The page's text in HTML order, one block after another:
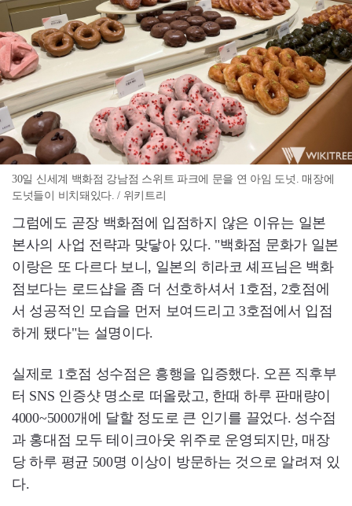
30일 신세계 백화점 강남점 스위트 파크에 문을 연 아임 도넛. 매장에
도넛들이 비치돼있다. / 위키트리
그럼에도 곧장 백화점에 입점하지 않은 이유는 일본
본사의 사업 전략과 맞닿아 있다. "백화점 문화가 일본
이랑은 또 다르다 보니, 일본의 히라코 셰프님은 백화
점보다는 로드샵을 좀 더 선호하셔서 1호점, 2호점에
서 성공적인 모습을 먼저 보여드리고 3호점에서 입점
하게 됐다"는 설명이다.
실제로 1호점 성수점은 흥행을 입증했다. 오픈 직후부
터 SNS 인증샷 명소로 떠올랐고, 한때 하루 판매량이
4000~5000개에 달할 정도로 큰 인기를 끌었다. 성수점
과 홍대점 모두 테이크아웃 위주로 운영되지만, 매장
당 하루 평균 500명 이상이 방문하는 것으로 알려져 있
다.